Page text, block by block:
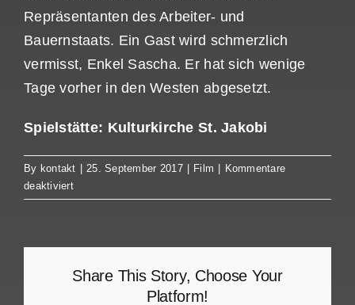
Repräsentanten des Arbeiter- und
Bauernstaats. Ein Gast wird schmerzlich
vermisst, Enkel Sascha. Er hat sich wenige
Tage vorher in den Westen abgesetzt.
Spielstätte: Kulturkirche St. Jakobi
By kontakt 25. September 2017 Film
Kommentare
deaktiviertfür
In
Lichts
Share This Story, Choose Your
Platform!